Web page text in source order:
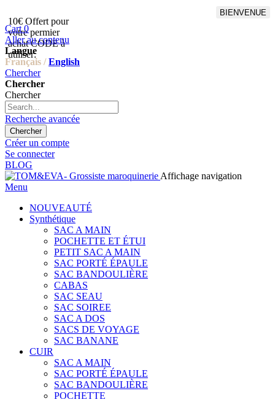
10€ Offert pour
votre permier
achat CODE à
utiliser:
BIENVENUE
Cart 0
Aller au contenu
Langue
Français / English
Chercher
Chercher
Chercher
Recherche avancée
Chercher
Créer un compte
Se connecter
BLOG
Affichage navigation
Menu
NOUVEAUTÉ
Synthétique
SAC A MAIN
POCHETTE ET ÉTUI
PETIT SAC A MAIN
SAC PORTÉ ÉPAULE
SAC BANDOULIÈRE
CABAS
SAC SEAU
SAC SOIREE
SAC A DOS
SACS DE VOYAGE
SAC BANANE
CUIR
SAC A MAIN
SAC PORTÉ ÉPAULE
SAC BANDOULIÈRE
POCHETTE